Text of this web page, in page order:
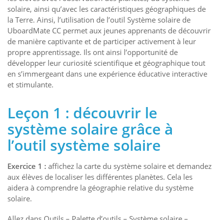
solaire, ainsi qu’avec les caractéristiques géographiques de
la Terre. Ainsi, l’utilisation de l’outil Système solaire de
UboardMate CC permet aux jeunes apprenants de découvrir
de manière captivante et de participer activement à leur
propre apprentissage. Ils ont ainsi l’opportunité de
développer leur curiosité scientifique et géographique tout
en s’immergeant dans une expérience éducative interactive
et stimulante.
Leçon 1 : découvrir le
système solaire grâce à
l’outil système solaire
Exercice 1 : affichez la carte du système solaire et demandez
aux élèves de localiser les différentes planètes. Cela les
aidera à comprendre la géographie relative du système
solaire.